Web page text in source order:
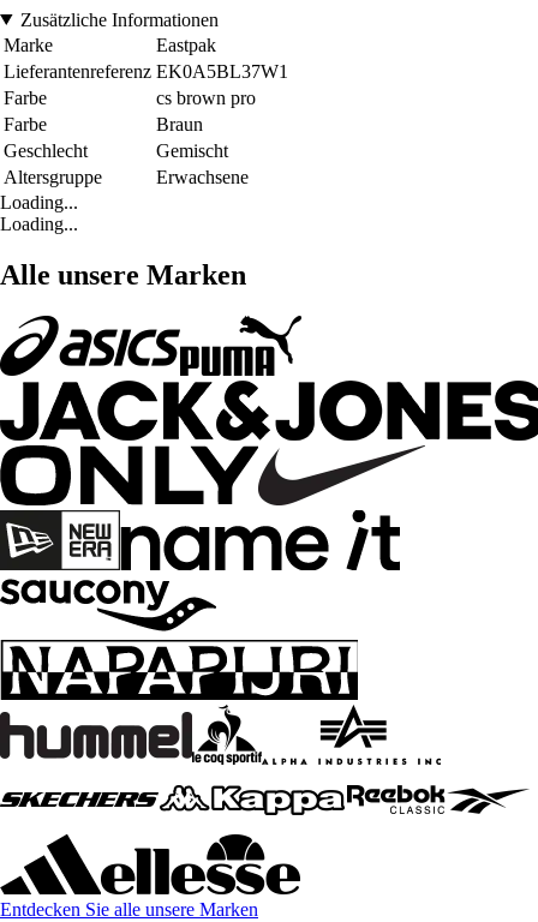
Zusätzliche Informationen
Marke
Eastpak
Lieferantenreferenz EK0A5BL37W1
Farbe
cs brown pro
Farbe
Braun
Geschlecht
Gemischt
Altersgruppe
Erwachsene
Loading...
Loading...
Alle unsere Marken
Entdecken Sie alle unsere Marken